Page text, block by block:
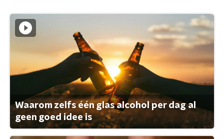
Waarom zelfs één glas alcohol per dag al
geen goed idee is